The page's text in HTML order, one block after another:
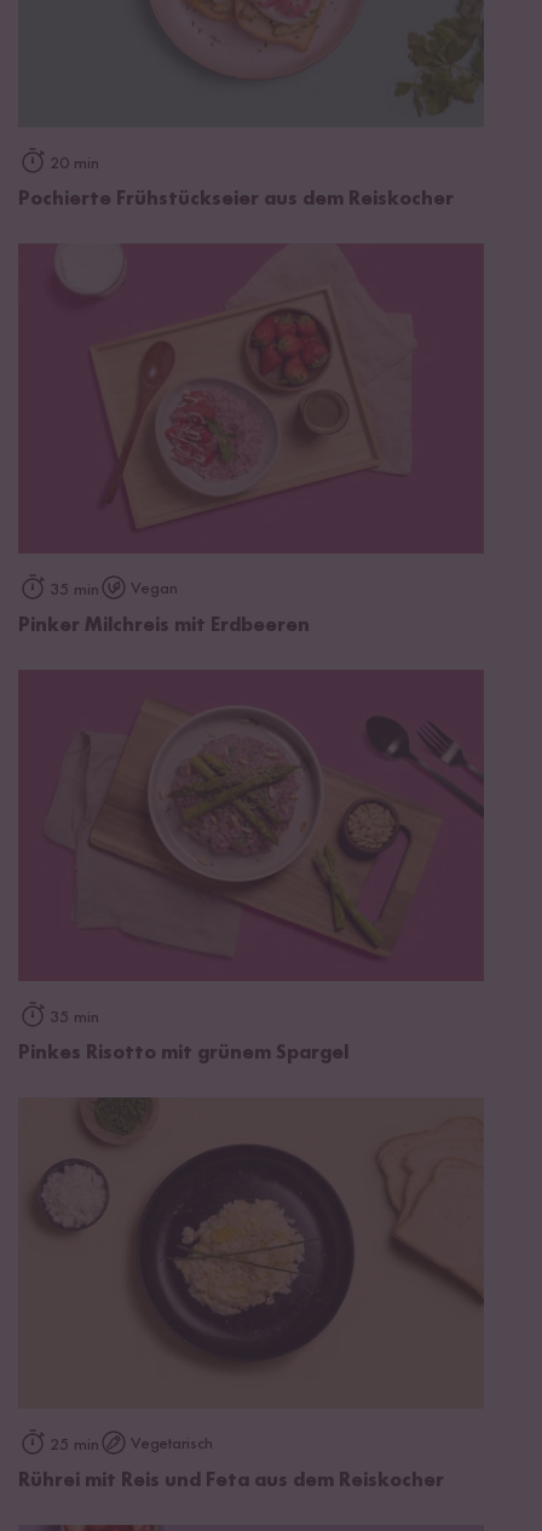
20 min
Pochierte Frühstückseier aus dem Reiskocher
35 min Vegan
Pinker Milchreis mit Erdbeeren
35 min
Pinkes Risotto mit grünem Spargel
25 min Vegetarisch
Rührei mit Reis und Feta aus dem Reiskocher